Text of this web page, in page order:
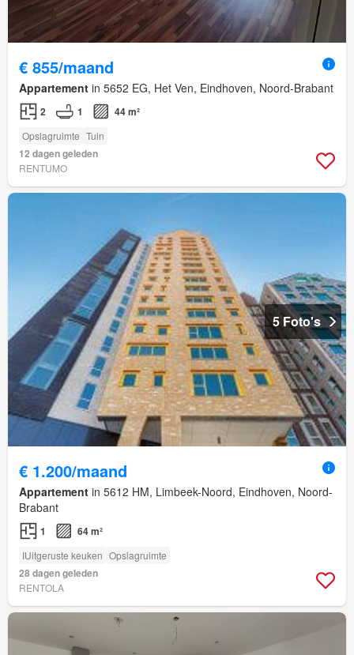
€ 855/maand
Appartement in 5652 EG, Het Ven, Eindhoven, Noord-Brabant
2 1 44 m²
Opslagruimte Tuin
12 dagen geleden
RENTUMO
5 Foto's
€ 1.200/maand
Appartement in 5612 HM, Limbeek-Noord, Eindhoven, Noord-
Brabant
1 64 m²
IUitgeruste keuken Opslagruimte
28 dagen geleden
RENTOLA